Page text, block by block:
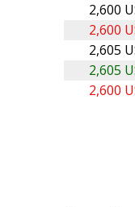
2,600
2,600
2,605
2,605
2,600